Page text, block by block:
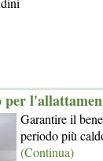
per
Garantire il
periodo più
(Continua)